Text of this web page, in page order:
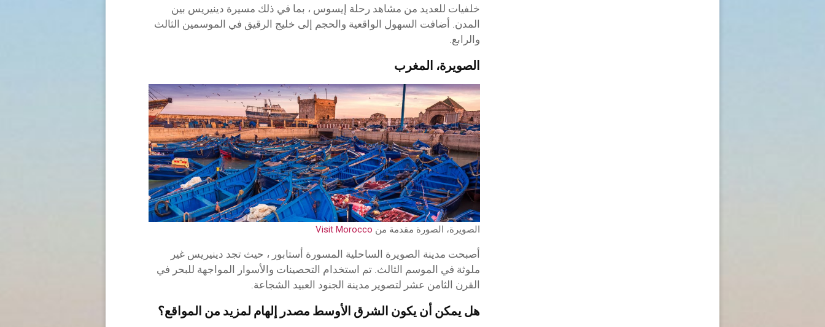
خلفيات للعديد من مشاهد رحلة إيسوس ، بما في ذلك مسيرة دينيريس بين
المدن. أضافت السهول الواقعية والحجم إلى خليج الرقيق في الموسمين الثالث
والرابع.
الصويرة، المغرب
الصويرة، الصورة مقدمة من Visit Morocco
أصبحت مدينة الصويرة الساحلية المسورة أستابور ، حيث تجد دينيريس غير
ملوثة في الموسم الثالث. تم استخدام التحصينات والأسوار المواجهة للبحر في
القرن الثامن عشر لتصوير مدينة الجنود العبيد الشجاعة.
هل يمكن أن يكون الشرق الأوسط مصدر إلهام لمزيد من المواقع؟